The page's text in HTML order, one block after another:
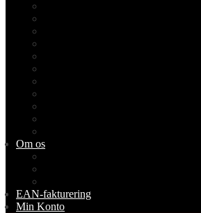
Om os
EAN-fakturering
Min Konto